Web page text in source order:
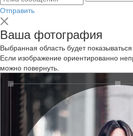
Отправить
Ваша фотография
Выбранная область будет
Если изображение ориентированно
можно повернуть.